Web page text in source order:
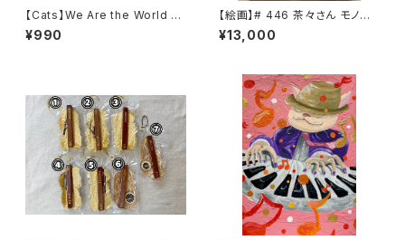
【Cats】We Are the World で
かマグネット
¥990
【絵画】# 446 茶々さん モノク
ロ
¥13,000